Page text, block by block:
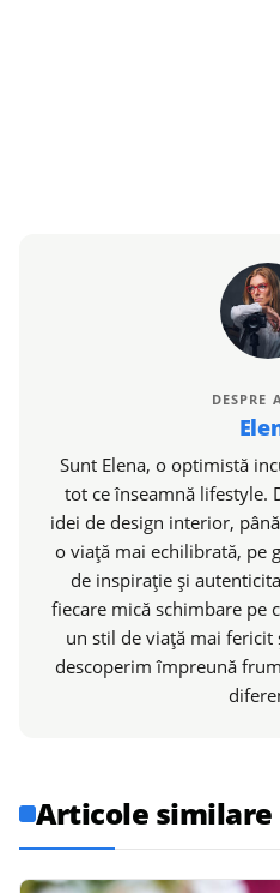
DESPRE
Sunt Elena, o optimistă
tot ce înseamnă lifestyle.
idei de design interior,
o viață mai echilibrată, pe
de inspirație și
fiecare mică schimbare pe
un stil de viață mai fericit
descoperim împreună
Articole similare